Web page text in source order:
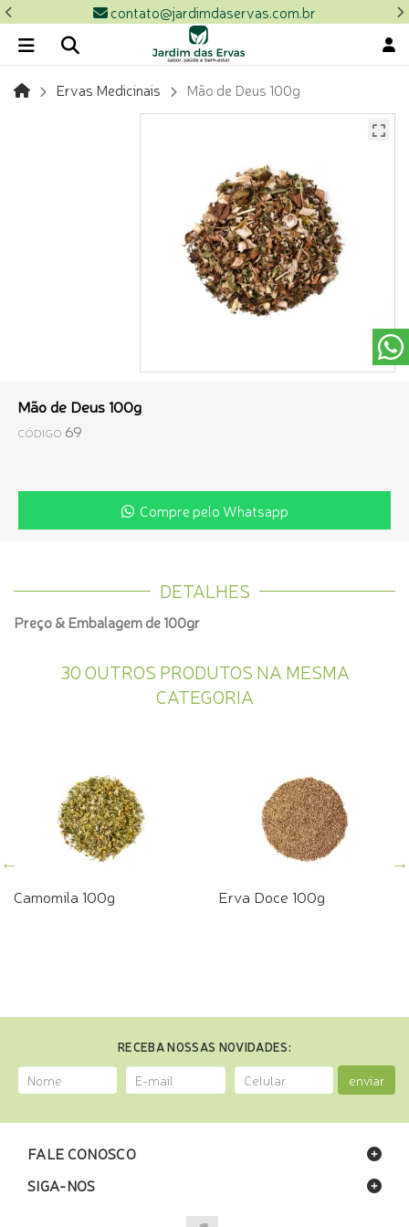
contato@jardimdaservas.com.br
Ervas Medicinais Mão de Deus 100g
Mão de Deus 100g
CÓDIGO 69
Compre pelo Whatsapp
DETALHES
Preço & Embalagem de 100gr
30 OUTROS PRODUTOS NA MESMA
CATEGORIA
Camomila 100g Erva Doce 100g
RECEBA NOSSAS NOVIDADES:
enviar
FALE CONOSCO
SIGA-NOS